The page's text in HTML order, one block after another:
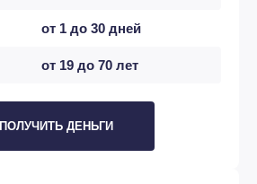
от 1 до 30 дней
от 19 до 70 лет
ПОЛУЧИТЬ ДЕНЬГИ